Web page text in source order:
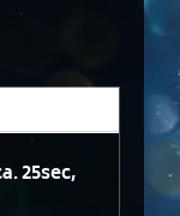
25sec,